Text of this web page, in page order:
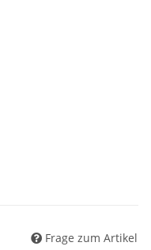
Frage zum Artikel